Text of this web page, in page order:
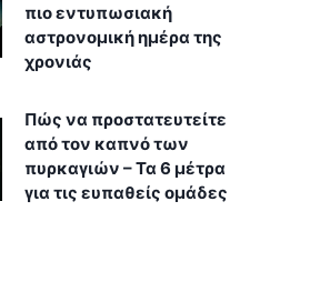
πιο εντυπωσιακή
αστρονομική ημέρα της
χρονιάς
Πώς να προστατευτείτε
από τον καπνό των
πυρκαγιών – Τα 6 μέτρα
για τις ευπαθείς ομάδες